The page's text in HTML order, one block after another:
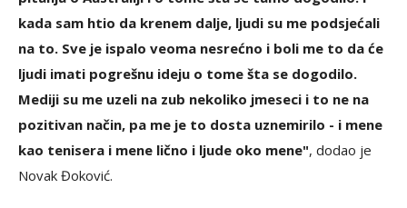
kada sam htio da krenem dalje, ljudi su me podsjećali
na to. Sve je ispalo veoma nesrećno i boli me to da će
ljudi imati pogrešnu ideju o tome šta se dogodilo.
Mediji su me uzeli na zub nekoliko jmeseci i to ne na
pozitivan način, pa me je to dosta uznemirilo - i mene
kao tenisera i mene lično i ljude oko mene", dodao je
Novak Đoković.